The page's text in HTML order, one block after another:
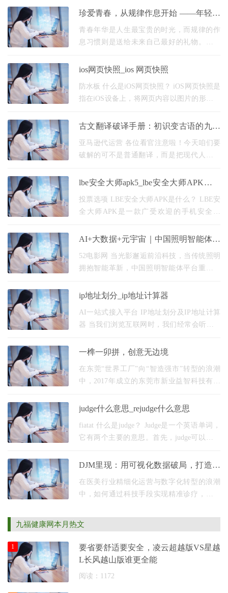
押贷款服务，个人贷款服务，资料准备齐，
珍爱青春，从规律作息开始 ——年轻人
不熬夜的生命礼物
青春年华是人生最宝贵的时光，而规律的作
息习惯则是送给未来自己最好的礼物。不熬
为长远的健康积蓄资本。 保持充足睡眠对心
ios网页快照_ios 网页快照
防水板 什么是iOS网页快照？ iOS网页快照是
指在iOS设备上，将网页内容以图片的形式保
局、图片等元素保存为静态图片，方便用户
古文翻译破译手册：初识变古语的九重
门道
亚马逊代运营 各位看官注意啦！今天咱们要
破解的可不是普通翻译，而是把现代人常说
那些"久仰久仰"的客套话唬住，跟着我这套三
lbe安全大师apk5_lbe安全大师APK历史
旧版本
投票选项 LBE安全大师APK是什么？ LBE安
全大师APK是一款广受欢迎的手机安全应
和网络攻击的威胁。同时，它还提供了一系
AI+大数据+元宇宙｜中国照明智能体平
台，点亮数智生活新图景
52电影网 当光影邂逅前沿科技，当传统照明
拥抱智能革新，中国照明智能体平台重磅登
技术为引擎，打破传统照明行业局限，开
ip地址划分_ip地址计算器
AI一站式接入平台 IP地址划分及IP地址计算
器 当我们浏览互联网时，我们经常会听到IP
计算机网络上设备的数字。真正理解IP地址
一榫一卯拼，创意无边境
在东莞“世界工厂”向“智造强市”转型的浪潮
中，2017年成立的东莞市新业益智科技有限
木质拼图为起点，走出了一条“研发设计为
judge什么意思_rejudge什么意思
fiatat 什么是judge？ Judge是一个英语单词，
它有两个主要的意思。首先，judge可以表示
和执行法律的人，他们根据证据和法律规定
DJM里现：用可视化数据破局，打造医
美机构一站式业绩增长引擎
在医美行业精细化运营与数字化转型的浪潮
中，如何通过科技手段实现精准诊疗，同时
业关注的核心命题。DJM里现，作为具备医
疗和大健康基
九福健康网本月热文
要省要舒适要安全，凌云超越版VS星越
L长风越山版谁更全能
阅读：1172
1